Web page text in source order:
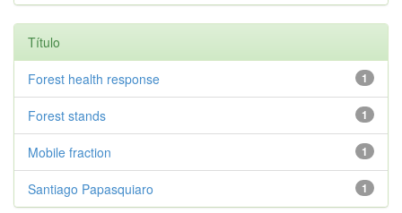
Título
1
Forest health response
1
Forest stands
1
Mobile fraction
1
Santiago Papasquiaro